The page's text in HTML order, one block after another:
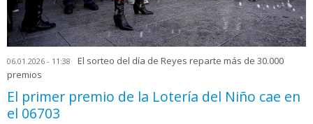
06.01.2026 - 11:38
El sorteo del día de Reyes reparte más de 30.000
premios
El primer premio de la Lotería del Niño cae en
el 06703